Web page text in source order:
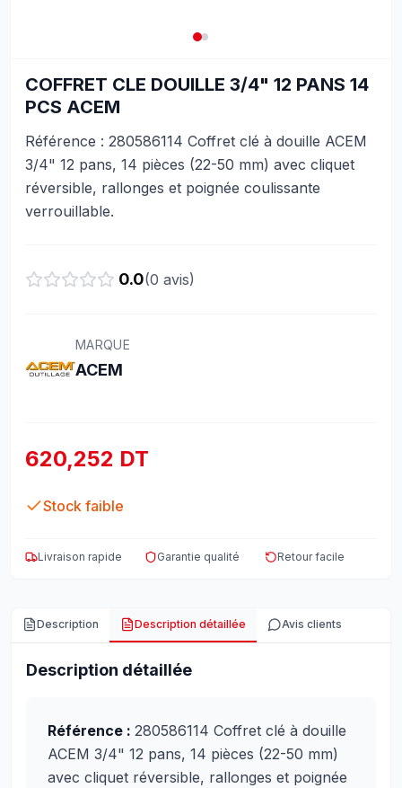
COFFRET CLE DOUILLE 3/4" 12 PANS 14
PCS ACEM
Référence : 280586114 Coffret clé à douille ACEM
3/4" 12 pans, 14 pièces (22-50 mm) avec cliquet
réversible, rallonges et poignée coulissante
verrouillable.
0.0(0 avis)
MARQUE
ACEM
620,252 DT
Stock faible
Livraison rapide Garantie qualité Retour facile
Description Description détaillée Avis clients
Description détaillée
Référence : 280586114 Coffret clé à douille
ACEM 3/4" 12 pans, 14 pièces (22-50 mm)
avec cliquet réversible, rallonges et poignée